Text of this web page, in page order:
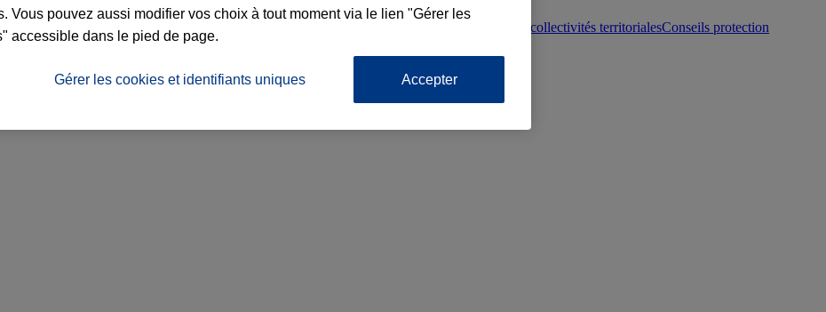
particuliers Protection juridique immobilière Protection juridique collectivités territorialesConseils protection
Vous pouvez aussi modifier vos choix à tout moment via le lien "Gérer les
accessible dans le pied de page.
Gérer les cookies et identifiants uniques Accepter